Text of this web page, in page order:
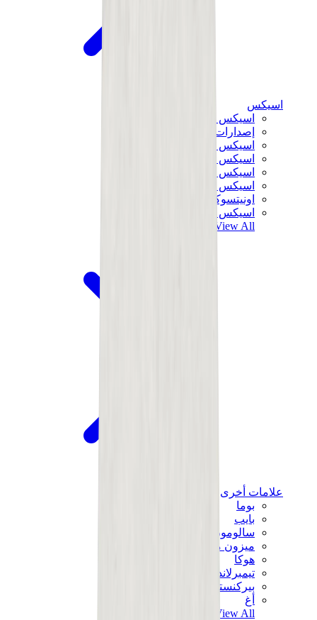
اسيكس
اسيكس الأكثر مبيعاً
إصدارات اسيكس الجديدة
اسيكس جل-كايانو
اسيكس جل-NYC
اسيكس GT-2160
اسيكس جل-1130
اونيتسوكا تايغر مكسيكو 66
اسيكس جل-نيمبوس
View All
علامات أخرى
بوما
بايب
سالومون
ميزون ميهارا
هوكا
تيمبرلاند
بيركنستوك
أغ
View All